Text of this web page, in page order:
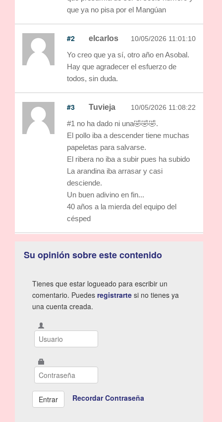
que ya no pisa por el Mangúan
#2 elcarlos 10/05/2026 11:01:10
Yo creo que ya sí, otro año en Asobal.
Hay que agradecer el esfuerzo de
todos, sin duda.
#3 Tuvieja 10/05/2026 11:08:22
#1 no ha dado ni una🤣🤣🤣.
El pollo iba a descender tiene muchas
papeletas para salvarse.
El ribera no iba a subir pues ha subido
La arandina iba arrasar y casi
desciende.
Un buen adivino en fin...
40 años a la mierda del equipo del
césped
Su opinión sobre este contenido
Tienes que estar logueado para escribir un
comentario. Puedes registrarte si no tienes ya
una cuenta creada.
Recordar Contraseña